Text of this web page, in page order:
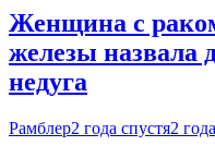
Женщина с
железы назвала
недуга
Рамблер2 года спустя2